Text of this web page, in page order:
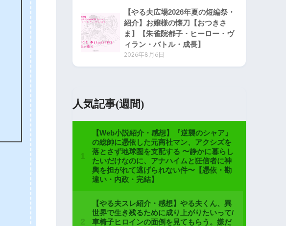
【やる夫広場2026年夏の短編祭・
紹介】お嬢様の懐刀【おつきさ
ま】【朱雀院都子・ヒーロー・ヴ
ィラン・バトル・成長】
2026年8月6日
人気記事(週間)